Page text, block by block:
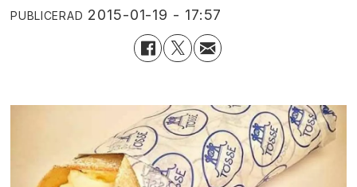
PUBLICERAD 2015-01-19 - 17:57